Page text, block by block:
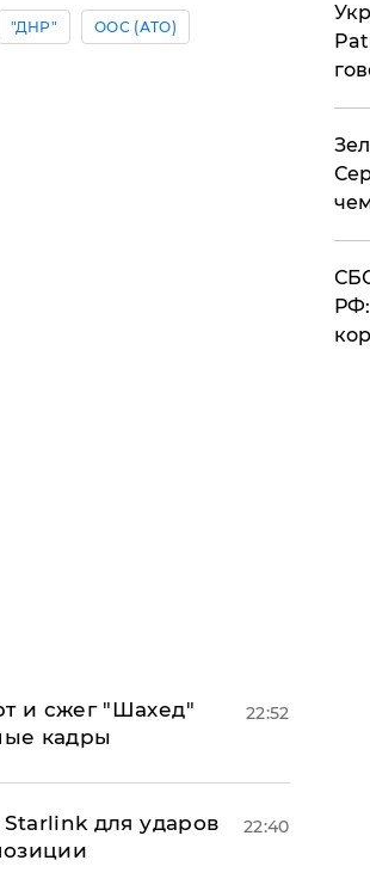
"ДНР" ООС (АТО)
и сжег "Шахед"
кадры
22:52
для ударов
22:40